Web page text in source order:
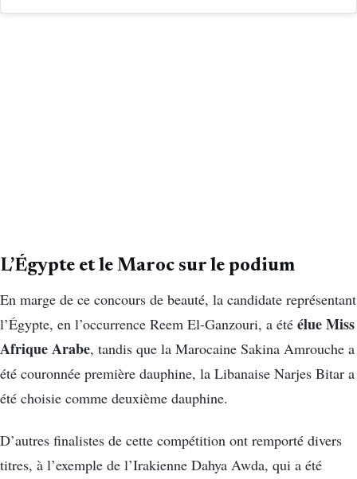
L’Égypte et le Maroc sur le podium
En marge de ce concours de beauté, la candidate représentant
l’Égypte, en l’occurrence Reem El-Ganzouri, a été élue Miss
Afrique Arabe, tandis que la Marocaine Sakina Amrouche a
été couronnée première dauphine, la Libanaise Narjes Bitar a
été choisie comme deuxième dauphine.
D’autres finalistes de cette compétition ont remporté divers
titres, à l’exemple de l’Irakienne Dahya Awda, qui a été